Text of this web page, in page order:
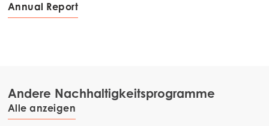
Annual Report
Andere Nachhaltigkeitsprogramme
Alle anzeigen